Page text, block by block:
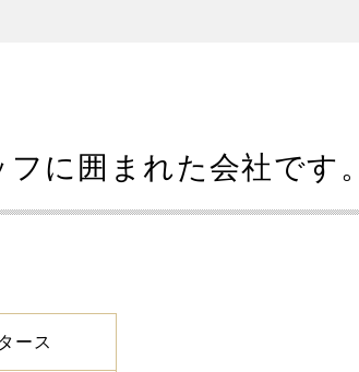
に囲まれた会社です。
ース